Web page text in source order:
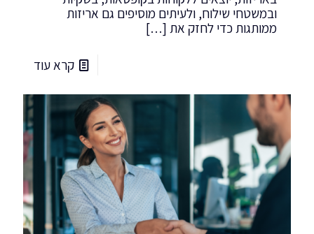
ובמשטחי שילוח, ולעיתים מוסיפים גם אריזות
ממותגות כדי לחזק את […]
קרא עוד